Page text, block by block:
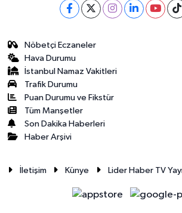
Nöbetçi Eczaneler
Hava Durumu
İstanbul Namaz Vakitleri
Trafik Durumu
Puan Durumu ve Fikstür
Tüm Manşetler
Son Dakika Haberleri
Haber Arşivi
İletişim Künye Lider Haber TV